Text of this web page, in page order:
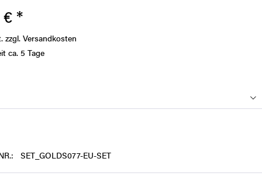
€ *
zzgl. Versandkosten
ca. 5 Tage
SET_GOLDS077-EU-SET